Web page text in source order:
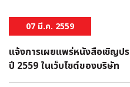
07 มี.ค. 2559
แจ้งการเผยแพร่หนังสือเชิญป
ปี 2559 ในเว็บไซต์ของบริษัท